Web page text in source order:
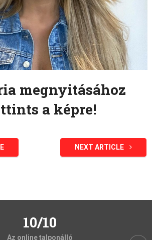
megnyitásához
a képre!
NEXT ARTICLE
10/10
Az online talponálló